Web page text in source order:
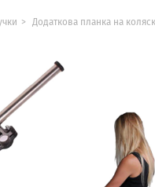
Додаткова планка на